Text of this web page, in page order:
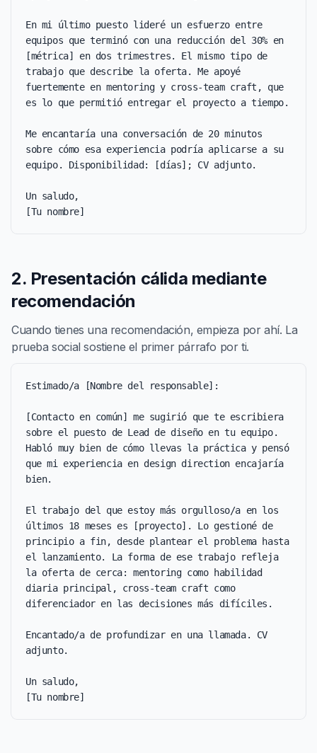
En mi último puesto lideré un esfuerzo entre
equipos que terminó con una reducción del 30% en
[métrica] en dos trimestres. El mismo tipo de
trabajo que describe la oferta. Me apoyé
fuertemente en mentoring y cross-team craft, que
es lo que permitió entregar el proyecto a tiempo.
Me encantaría una conversación de 20 minutos
sobre cómo esa experiencia podría aplicarse a su
equipo. Disponibilidad: [días]; CV adjunto.
Un saludo,
[Tu nombre]
2. Presentación cálida mediante
recomendación
Cuando tienes una recomendación, empieza por ahí. La
prueba social sostiene el primer párrafo por ti.
Estimado/a [Nombre del responsable]:
[Contacto en común] me sugirió que te escribiera
sobre el puesto de Lead de diseño en tu equipo.
Habló muy bien de cómo llevas la práctica y pensó
que mi experiencia en design direction encajaría
bien.
El trabajo del que estoy más orgulloso/a en los
últimos 18 meses es [proyecto]. Lo gestioné de
principio a fin, desde plantear el problema hasta
el lanzamiento. La forma de ese trabajo refleja
la oferta de cerca: mentoring como habilidad
diaria principal, cross-team craft como
diferenciador en las decisiones más difíciles.
Encantado/a de profundizar en una llamada. CV
adjunto.
Un saludo,
[Tu nombre]